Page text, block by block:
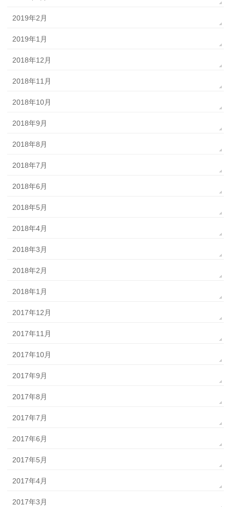
2019年2月
2019年1月
2018年12月
2018年11月
2018年10月
2018年9月
2018年8月
2018年7月
2018年6月
2018年5月
2018年4月
2018年3月
2018年2月
2018年1月
2017年12月
2017年11月
2017年10月
2017年9月
2017年8月
2017年7月
2017年6月
2017年5月
2017年4月
2017年3月